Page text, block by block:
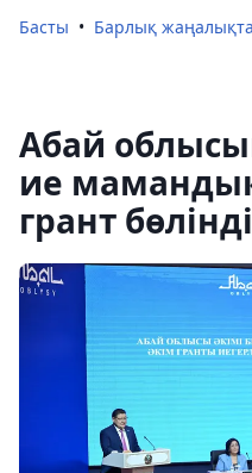
Басты Барлық
Абай
ие
грант бөлінді